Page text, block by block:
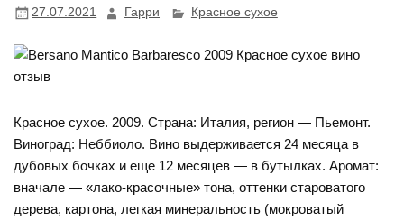
27.07.2021 Гарри Красное сухое
Красное сухое. 2009. Страна: Италия, регион — Пьемонт.
Виноград: Неббиоло. Вино выдерживается 24 месяца в
дубовых бочках и еще 12 месяцев — в бутылках. Аромат:
вначале — «лако-красочные» тона, оттенки староватого
дерева, картона, легкая минеральность (мокроватый